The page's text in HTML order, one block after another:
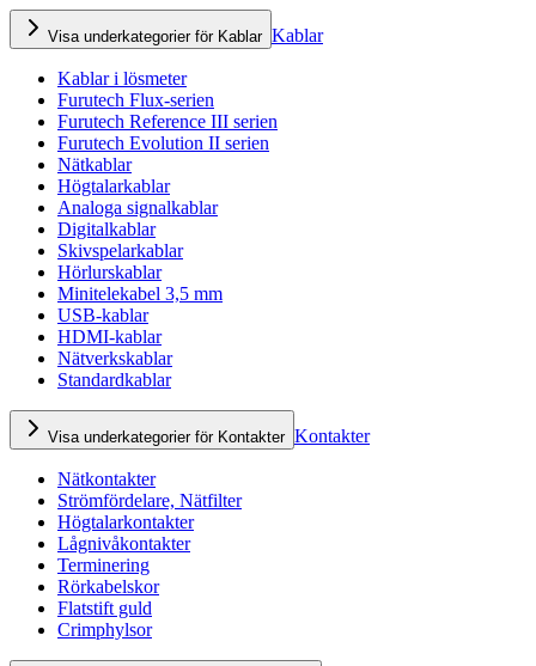
Visa underkategorier för Kablar Kablar
Kablar i lösmeter
Furutech Flux-serien
Furutech Reference III serien
Furutech Evolution II serien
Nätkablar
Högtalarkablar
Analoga signalkablar
Digitalkablar
Skivspelarkablar
Hörlurskablar
Minitelekabel 3,5 mm
USB-kablar
HDMI-kablar
Nätverkskablar
Standardkablar
Visa underkategorier för Kontakter Kontakter
Nätkontakter
Strömfördelare, Nätfilter
Högtalarkontakter
Lågnivåkontakter
Terminering
Rörkabelskor
Flatstift guld
Crimphylsor